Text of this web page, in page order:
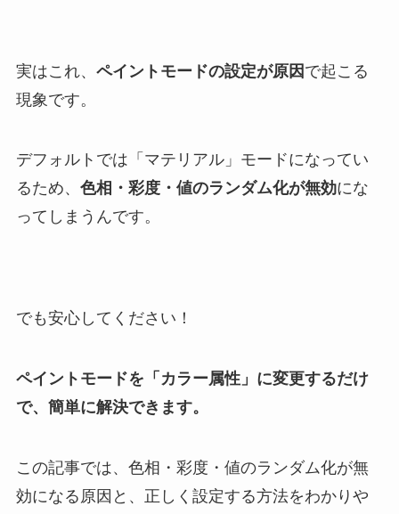
実はこれ、 ペイントモードの設定が原因 で起こる
現象です。
デフォルトでは「マテリアル」モードになってい
るため、 色相・彩度・値のランダム化が無効にな
ってしまうんです。
でも安心してください！
ペイントモードを「カラー属性」に変更するだけ
で、簡単に解決できます。
この記事では、色相・彩度・値のランダム化が無
効になる原因と、正しく設定する方法をわかりや